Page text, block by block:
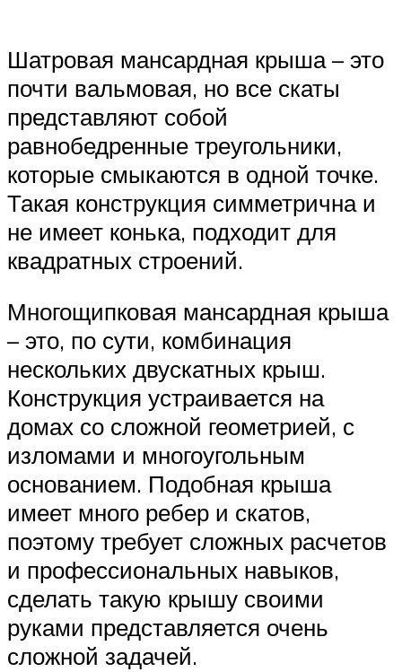
Шатровая мансардная крыша – это
почти вальмовая, но все скаты
представляют собой
равнобедренные треугольники,
которые смыкаются в одной точке.
Такая конструкция симметрична и
не имеет конька, подходит для
квадратных строений.
Многощипковая мансардная крыша
– это, по сути, комбинация
нескольких двускатных крыш.
Конструкция устраивается на
домах со сложной геометрией, с
изломами и многоугольным
основанием. Подобная крыша
имеет много ребер и скатов,
поэтому требует сложных расчетов
и профессиональных навыков,
сделать такую крышу своими
руками представляется очень
сложной задачей.